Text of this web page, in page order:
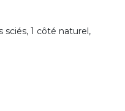
sciés, 1 côté naturel,